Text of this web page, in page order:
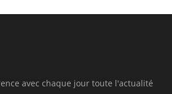
avec chaque jour toute l'actualité